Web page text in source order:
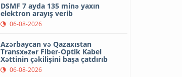
DSMF 7 ayda 135 minə yaxın
elektron arayış verib
06-08-2026
Azərbaycan və Qazaxıstan
Transxəzər Fiber-Optik Kabel
Xəttinin çəkilişini başa çatdırıb
06-08-2026